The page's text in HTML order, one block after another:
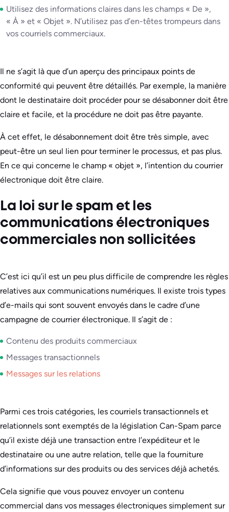
Utilisez des informations claires dans les champs « De »,
« À » et « Objet ». N’utilisez pas d’en-têtes trompeurs dans
vos courriels commerciaux.
Il ne s’agit là que d’un aperçu des principaux points de
conformité qui peuvent être détaillés. Par exemple, la manière
dont le destinataire doit procéder pour se désabonner doit être
claire et facile, et la procédure ne doit pas être payante.
À cet effet, le désabonnement doit être très simple, avec
peut-être un seul lien pour terminer le processus, et pas plus.
En ce qui concerne le champ « objet », l’intention du courrier
électronique doit être claire.
La loi sur le spam et les
communications électroniques
commerciales non sollicitées
C’est ici qu’il est un peu plus difficile de comprendre les règles
relatives aux communications numériques. Il existe trois types
d’e-mails qui sont souvent envoyés dans le cadre d’une
campagne de courrier électronique. Il s’agit de :
Contenu des produits commerciaux
Messages transactionnels
Messages sur les relations
Parmi ces trois catégories, les courriels transactionnels et
relationnels sont exemptés de la législation Can-Spam parce
qu’il existe déjà une transaction entre l’expéditeur et le
destinataire ou une autre relation, telle que la fourniture
d’informations sur des produits ou des services déjà achetés.
Cela signifie que vous pouvez envoyer un contenu
commercial dans vos messages électroniques simplement sur